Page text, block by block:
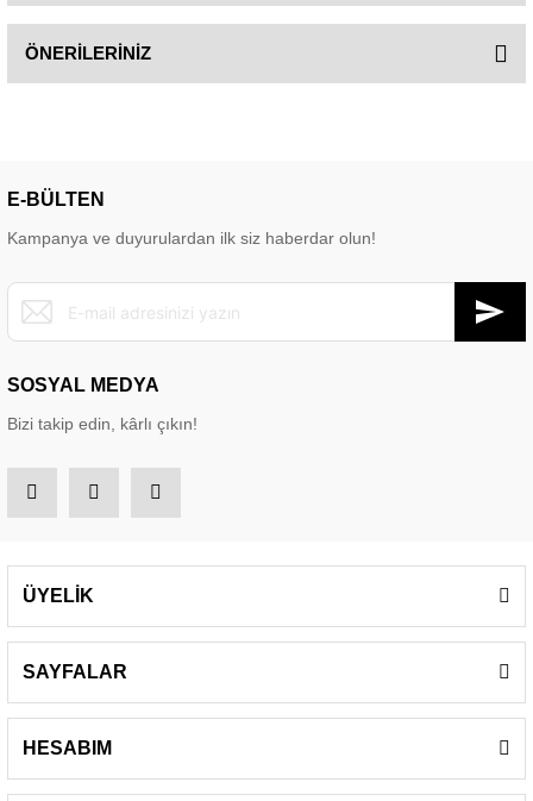
ÖNERİLERİNİZ
E-BÜLTEN
Kampanya ve duyurulardan ilk siz haberdar olun!
SOSYAL MEDYA
Bizi takip edin, kârlı çıkın!
ÜYELİK
SAYFALAR
HESABIM